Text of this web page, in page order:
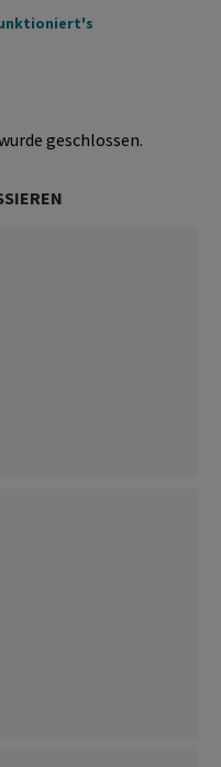
geschlossen.